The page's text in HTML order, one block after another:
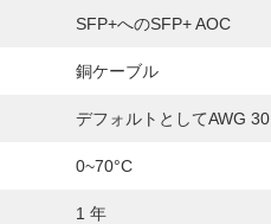
SFP+へのSFP+ AOC
銅ケーブル
デフォルトとしてAWG 30
0~70°C
1 年